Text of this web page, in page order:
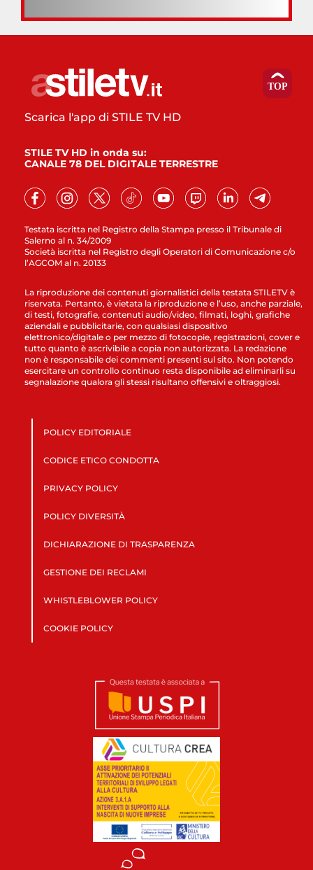
Testata iscritta nel Registro della Stampa presso il Tribunale di
Salerno al n. 34/2009
Società iscritta nel Registro degli Operatori di Comunicazione c/o
l’AGCOM al n. 20133
Scarica l'app di STILE TV HD
STILE TV HD in onda su:
CANALE 78 DEL DIGITALE TERRESTRE
La riproduzione dei contenuti giornalistici della testata STILETV è
riservata. Pertanto, è vietata la riproduzione e l’uso, anche parziale,
di testi, fotografie, contenuti audio/video, filmati, loghi, grafiche
aziendali e pubblicitarie, con qualsiasi dispositivo
elettronico/digitale o per mezzo di fotocopie, registrazioni, cover e
tutto quanto è ascrivibile a copia non autorizzata. La redazione
non è responsabile dei commenti presenti sul sito. Non potendo
esercitare un controllo continuo resta disponibile ad eliminarli su
segnalazione qualora gli stessi risultano offensivi e oltraggiosi.
POLICY EDITORIALE
CODICE ETICO CONDOTTA
PRIVACY POLICY
POLICY DIVERSITÀ
DICHIARAZIONE DI TRASPARENZA
GESTIONE DEI RECLAMI
WHISTLEBLOWER POLICY
COOKIE POLICY